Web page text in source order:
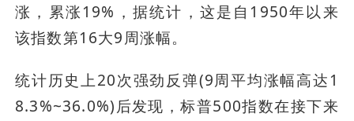
涨，累涨19%，据统计，这是自1950年以来
该指数第16大9周涨幅。
统计历史上20次强劲反弹(9周平均涨幅高达1
8.3%~36.0%)后发现，标普500指数在接下来